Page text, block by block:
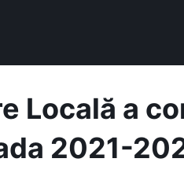
Locală a
2021-